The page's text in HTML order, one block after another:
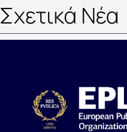
Σχετικά Νέα